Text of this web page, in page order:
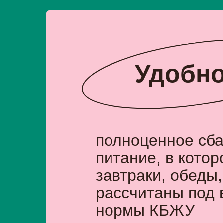
полноценное
питание, в
завтраки,
рассчитаны
нормы КБЖУ